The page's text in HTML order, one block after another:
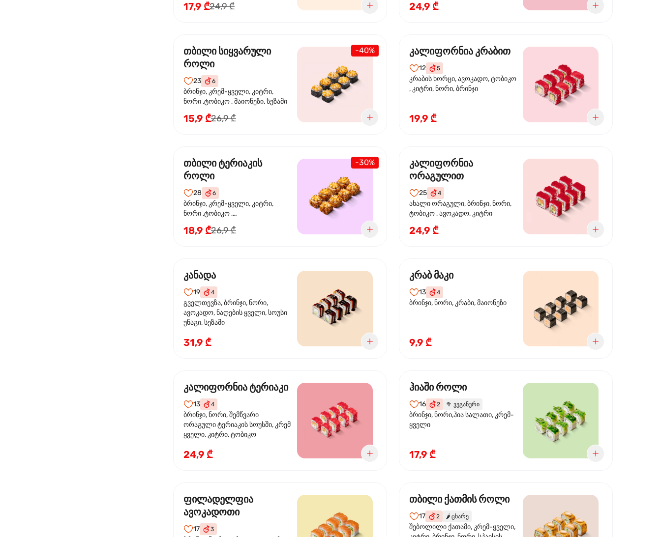
ფოთოლი
17,9 ₾24,9 ₾ 24,9 ₾
-40%
თბილი სიყვარული
როლი
23 6
ბრინჯი, კრემ-ყველი, კიტრი,
ნორი ,ტობიკო , მაიონეზი, სეზამი
15,9 ₾26,9 ₾
კალიფორნია კრაბით
12 5
კრაბის ხორცი, ავოკადო, ტობიკო
, კიტრი, ნორი, ბრინჯი
19,9 ₾
-30%
თბილი ტერიაკის
როლი
28 6
ბრინჯი, კრემ-ყველი, კიტრი,
ნორი ,ტობიკო ,
სეზამი, ტერიაკის სოუსი
18,9 ₾26,9 ₾
კალიფორნია
ორაგულით
25 4
ახალი ორაგული, ბრინჯი, ნორი,
ტობიკო , ავოკადო, კიტრი
24,9 ₾
კანადა
19 4
გველთევზა, ბრინჯი, ნორი,
ავოკადო, ნაღების ყველი, სოუსი
უნაგი, სეზამი
31,9 ₾
კრაბ მაკი
13 4
ბრინჯი, ნორი, კრაბი, მაიონეზი
9,9 ₾
კალიფორნია ტერიაკი
13 4
ბრინჯი, ნორი, შემწვარი
ორაგული ტერიაკის სოუსში, კრემ
ყველი, კიტრი, ტობიკო
24,9 ₾
ჰიაში როლი
16 2 🥦 ვეგანური
ბრინჯი, ნორი,ჰია სალათი, კრემ-
ყველი
17,9 ₾
ფილადელფია
ავოკადოთი
17 3
თბილი ქათმის როლი
17 2 🌶️ ცხარე
შებოლილი ქათამი, კრემ-ყველი,